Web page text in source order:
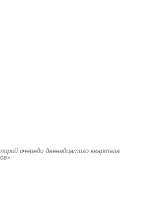
очереди двенадцатого квартала